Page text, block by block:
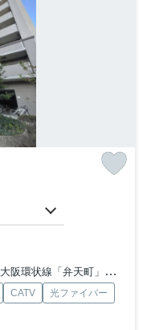
大阪環状線「弁天町」駅 徒歩5分
CATV
光ファイバー